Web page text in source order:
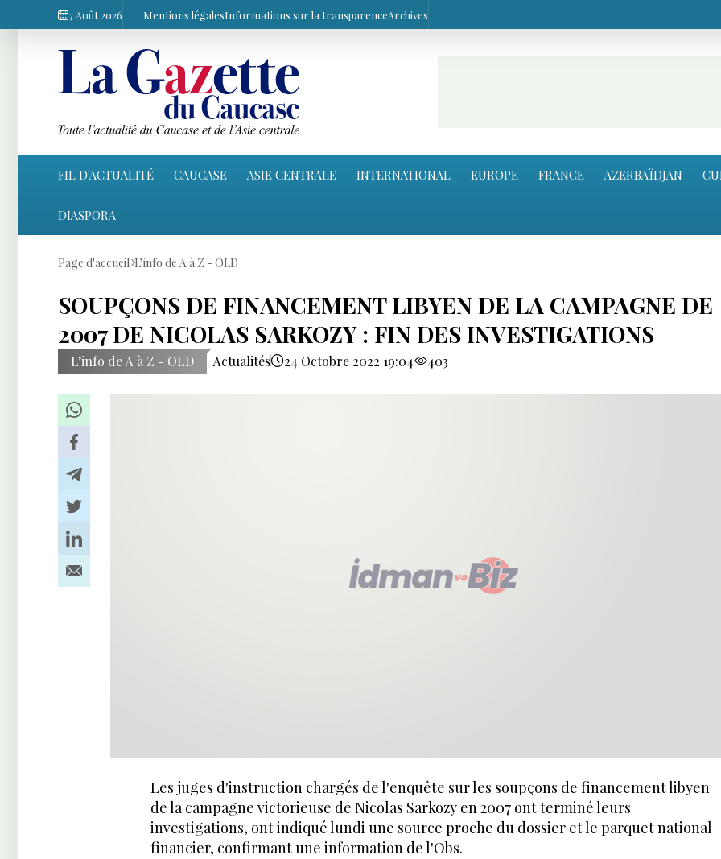
7 Août 2026 Mentions légalesInformations sur la transparenceArchives
FIL D'ACTUALITÉ CAUCASE ASIE CENTRALE INTERNATIONAL EUROPE FRANCE AZERBAÏDJAN
DIASPORA
Page d'accueil L’info de A à Z - OLD
SOUPÇONS DE FINANCEMENT LIBYEN DE LA CAMPAGNE DE
2007 DE NICOLAS SARKOZY : FIN DES INVESTIGATIONS
L’info de A à Z - OLD Actualités 24 Octobre 2022 19:04 403
Les juges d'instruction chargés de l'enquête sur les soupçons de financement libyen
de la campagne victorieuse de Nicolas Sarkozy en 2007 ont terminé leurs
investigations, ont indiqué lundi une source proche du dossier et le parquet national
financier, confirmant une information de l'Obs.